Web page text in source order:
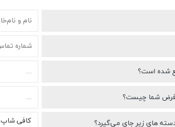
شده است؟
فرض شما چیست؟
های زیر جای می‌گیرد؟ کافی شاپ